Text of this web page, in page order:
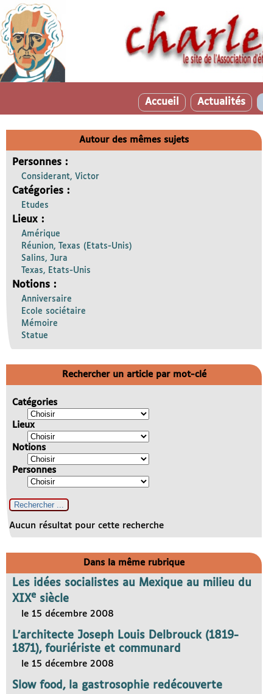
Accueil Actualités
Autour des mêmes sujets
Personnes :
Considerant, Victor
Catégories :
Etudes
Lieux :
Amérique
Réunion, Texas (Etats-Unis)
Salins, Jura
Texas, Etats-Unis
Notions :
Anniversaire
Ecole sociétaire
Mémoire
Statue
Rechercher un article par mot-clé
Catégories
Lieux
Notions
Personnes
Aucun résultat pour cette recherche
Dans la même rubrique
Les idées socialistes au Mexique au milieu du
XIXe siècle
le 15 décembre 2008
L’architecte Joseph Louis Delbrouck (1819-
1871), fouriériste et communard
le 15 décembre 2008
Slow food, la gastrosophie redécouverte